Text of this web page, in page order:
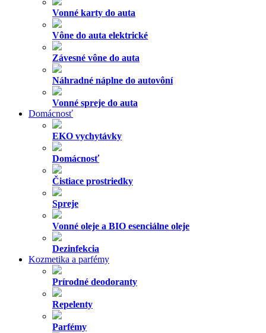
Vonné karty do auta
Vône do auta elektrické
Závesné vône do auta
Náhradné náplne do autovôní
Vonné spreje do auta
Domácnosť
EKO vychytávky
Domácnosť
Čistiace prostriedky
Spreje
Vonné oleje a BIO esenciálne oleje
Dezinfekcia
Kozmetika a parfémy
Prírodné deodoranty
Repelenty
Parfémy